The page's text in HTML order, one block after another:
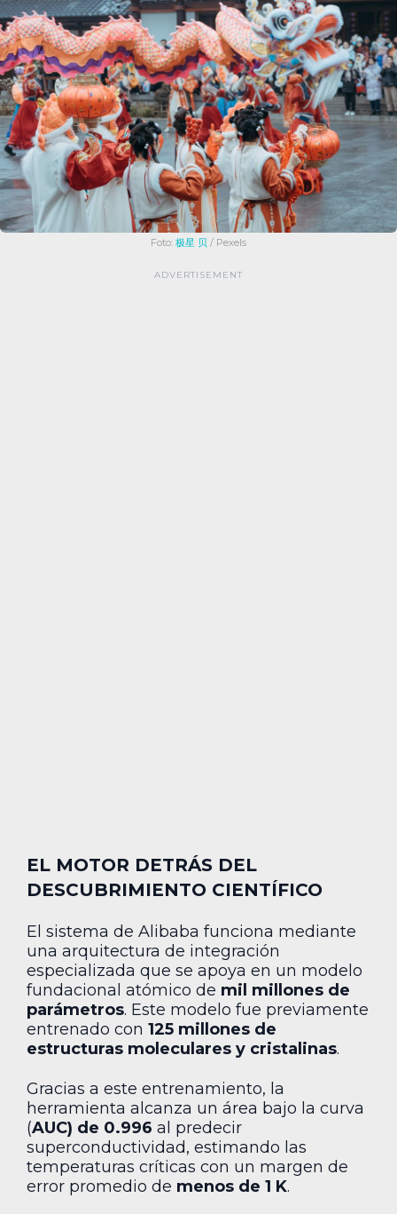
Foto: 极星 贝 / Pexels
EL MOTOR DETRÁS DEL
DESCUBRIMIENTO CIENTÍFICO
El sistema de Alibaba funciona mediante
una arquitectura de integración
especializada que se apoya en un modelo
fundacional atómico de mil millones de
parámetros. Este modelo fue previamente
entrenado con 125 millones de
estructuras moleculares y cristalinas.
Gracias a este entrenamiento, la
herramienta alcanza un área bajo la curva
(AUC) de 0.996 al predecir
superconductividad, estimando las
temperaturas críticas con un margen de
error promedio de menos de 1 K.